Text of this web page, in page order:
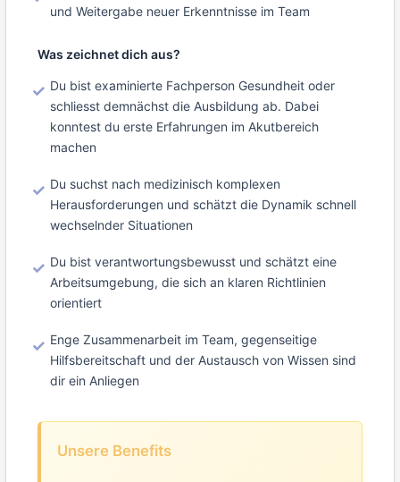
und Weitergabe neuer Erkenntnisse im Team
Was zeichnet dich aus?
Du bist examinierte Fachperson Gesundheit oder
schliesst demnächst die Ausbildung ab. Dabei
konntest du erste Erfahrungen im Akutbereich
machen
Du suchst nach medizinisch komplexen
Herausforderungen und schätzt die Dynamik schnell
wechselnder Situationen
Du bist verantwortungsbewusst und schätzt eine
Arbeitsumgebung, die sich an klaren Richtlinien
orientiert
Enge Zusammenarbeit im Team, gegenseitige
Hilfsbereitschaft und der Austausch von Wissen sind
dir ein Anliegen
Unsere Benefits